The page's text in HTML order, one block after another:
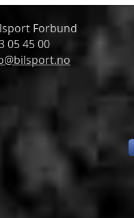
Forbund
05 45 00